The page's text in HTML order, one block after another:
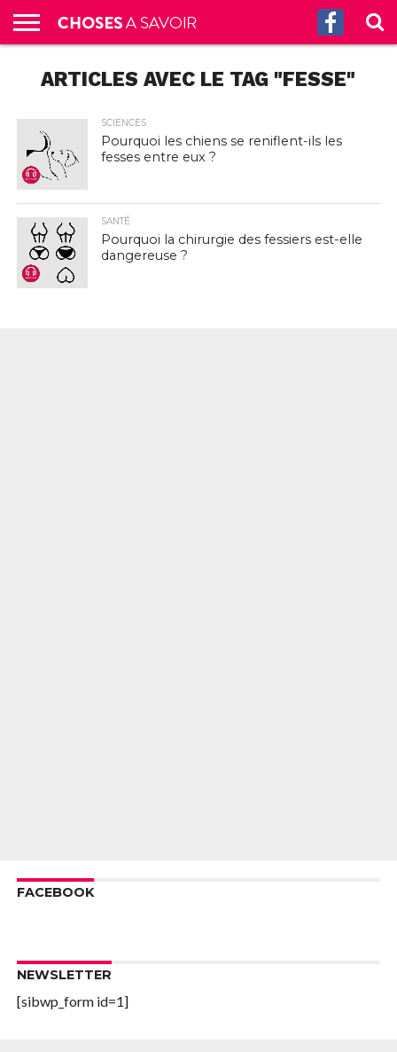
CULTURE
G.
SCIENCES
SANTÉ
HISTOIRE
ÉCONOMIE
INCROYABLE
TECH
AUTRES
S’ABONNER
AUX
CONTACT
A
PROPOS
ARTICLES AVEC LE TAG "FESSE"
SCIENCES
Pourquoi les chiens se reniflent-ils les
fesses entre eux ?
SANTÉ
Pourquoi la chirurgie des fessiers est-elle
dangereuse ?
FACEBOOK
NEWSLETTER
[sibwp_form id=1]